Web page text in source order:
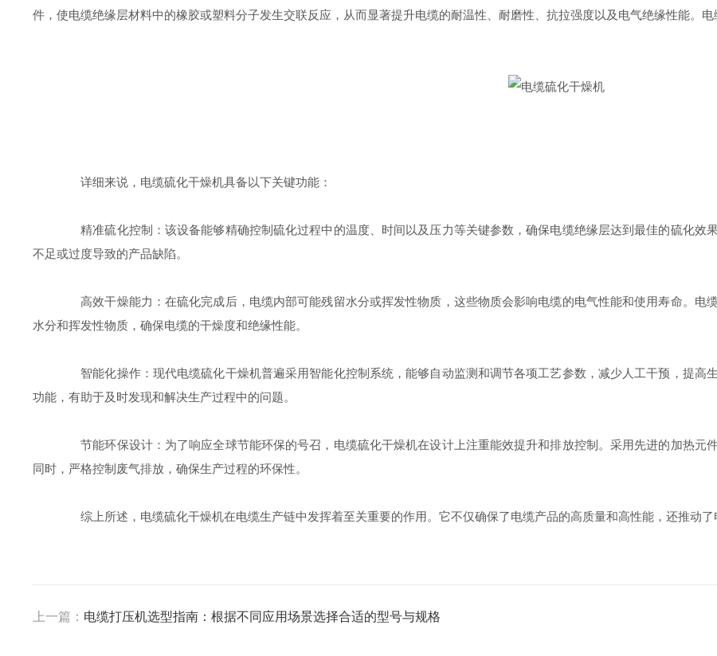
件，使电缆绝缘层材料中的橡胶或塑料分子发生交联反应，从而显著提升电缆的耐温性、耐磨性、抗拉强度以及电气绝缘性能。电
详细来说，电缆硫化干燥机具备以下关键功能：
精准硫化控制：该设备能够精确控制硫化过程中的温度、时间以及压力等关键参数，确保电缆绝缘层达到最佳的硫化效
不足或过度导致的产品缺陷。
高效干燥能力：在硫化完成后，电缆内部可能残留水分或挥发性物质，这些物质会影响电缆的电气性能和使用寿命。电
水分和挥发性物质，确保电缆的干燥度和绝缘性能。
智能化操作：现代电缆硫化干燥机普遍采用智能化控制系统，能够自动监测和调节各项工艺参数，减少人工干预，提高
功能，有助于及时发现和解决生产过程中的问题。
节能环保设计：为了响应全球节能环保的号召，电缆硫化干燥机在设计上注重能效提升和排放控制。采用先进的加热元
同时，严格控制废气排放，确保生产过程的环保性。
综上所述，电缆硫化干燥机在电缆生产链中发挥着至关重要的作用。它不仅确保了电缆产品的高质量和高性能，还推动了
上一篇： 电缆打压机选型指南：根据不同应用场景选择合适的型号与规格